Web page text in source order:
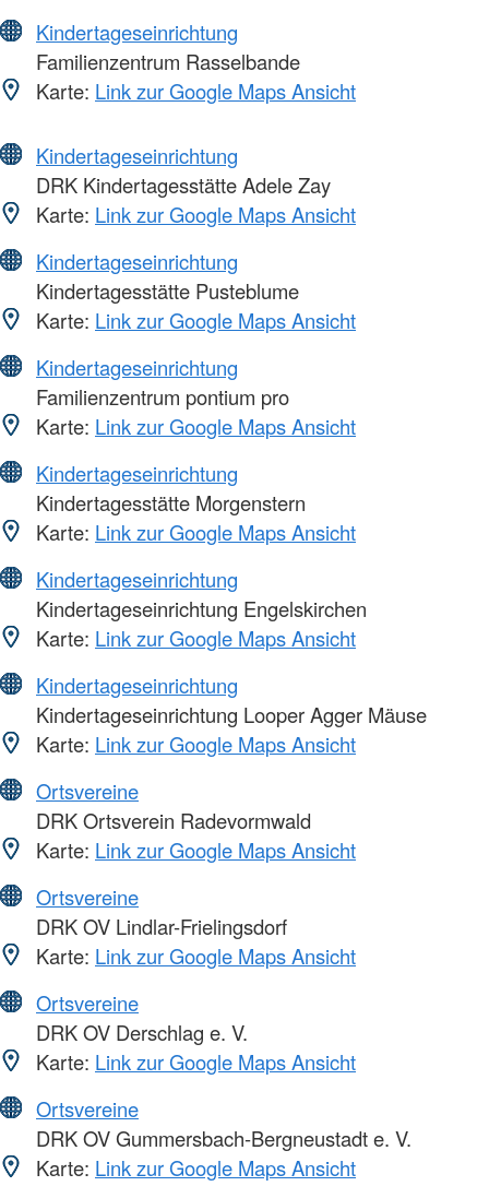
Kindertageseinrichtung
Familienzentrum Rasselbande
Karte: Link zur Google Maps Ansicht
Kindertageseinrichtung
DRK Kindertagesstätte Adele Zay
Karte: Link zur Google Maps Ansicht
Kindertageseinrichtung
Kindertagesstätte Pusteblume
Karte: Link zur Google Maps Ansicht
Kindertageseinrichtung
Familienzentrum pontium pro
Karte: Link zur Google Maps Ansicht
Kindertageseinrichtung
Kindertagesstätte Morgenstern
Karte: Link zur Google Maps Ansicht
Kindertageseinrichtung
Kindertageseinrichtung Engelskirchen
Karte: Link zur Google Maps Ansicht
Kindertageseinrichtung
Kindertageseinrichtung Looper Agger Mäuse
Karte: Link zur Google Maps Ansicht
Ortsvereine
DRK Ortsverein Radevormwald
Karte: Link zur Google Maps Ansicht
Ortsvereine
DRK OV Lindlar-Frielingsdorf
Karte: Link zur Google Maps Ansicht
Ortsvereine
DRK OV Derschlag e. V.
Karte: Link zur Google Maps Ansicht
Ortsvereine
DRK OV Gummersbach-Bergneustadt e. V.
Karte: Link zur Google Maps Ansicht